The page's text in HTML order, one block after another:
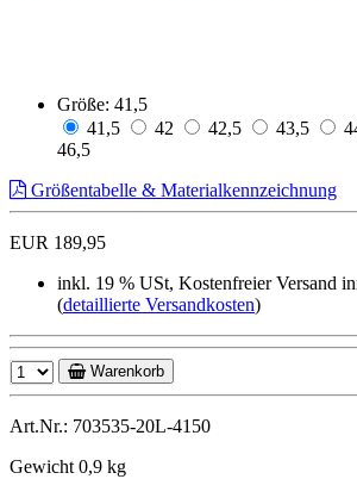
Größe: 41,5
41,5
42 42,5 43,5
46,5
Größentabelle & Materialkennzeichnung
EUR 189,95
inkl. 19 % USt, Kostenfreier Versand
(detaillierte Versandkosten)
Warenkorb
Art.Nr.: 703535-20L-4150
Gewicht 0,9 kg